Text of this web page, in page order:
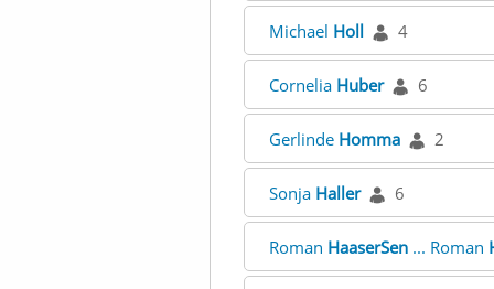
Michael Holl 4
Cornelia Huber 6
Gerlinde Homma 2
Sonja Haller 6
Roman HaaserSen... Roman